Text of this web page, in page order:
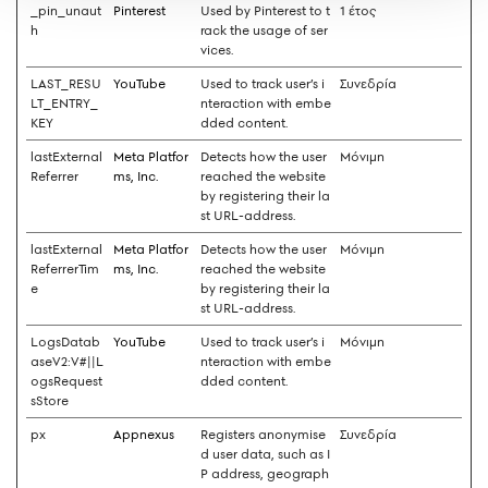
_pin_unaut
h
Pinterest
Used by Pinterest to t
rack the usage of ser
vices.
1 έτος
LAST_RESU
LT_ENTRY_
KEY
YouTube
Used to track user’s i
nteraction with embe
dded content.
Συνεδρία
lastExternal
Referrer
Meta Platfor
ms, Inc.
Detects how the user
reached the website
by registering their la
st URL-address.
Μόνιμη
lastExternal
ReferrerTim
e
Meta Platfor
ms, Inc.
Detects how the user
reached the website
by registering their la
st URL-address.
Μόνιμη
LogsDatab
aseV2:V#||L
ogsRequest
sStore
YouTube
Used to track user’s i
nteraction with embe
dded content.
Μόνιμη
px Appnexus
Registers anonymise
d user data, such as I
P address, geograph
Συνεδρία